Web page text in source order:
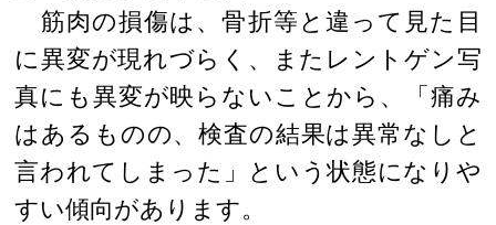
筋肉の損傷は、骨折等と違って見た目
に異変が現れづらく、またレントゲン写
真にも異変が映らないことから、「痛み
はあるものの、検査の結果は異常なしと
言われてしまった」という状態になりや
すい傾向があります。